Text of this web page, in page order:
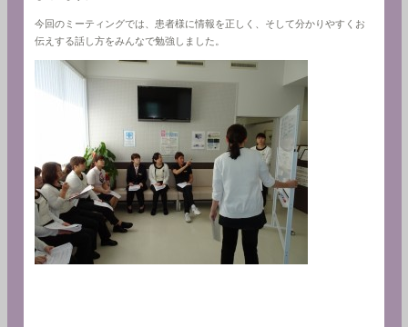
今回のミーティングでは、患者様に情報を正しく、そして分かりやすくお
伝えする話し方をみんなで勉強しました。